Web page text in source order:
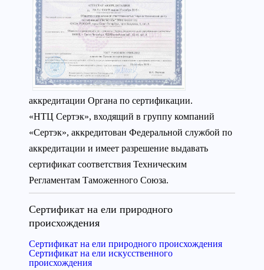
аккредитации Органа по сертификации.
«НТЦ Сертэк», входящий в группу компаний
«Сертэк», аккредитован Федеральной службой по
аккредитации и имеет разрешение выдавать
сертификат соответствия Техническим
Регламентам Таможенного Союза.
Сертификат на ели природного
происхождения
Сертификат на ели природного происхождения
Сертификат на ели искусственного
происхождения